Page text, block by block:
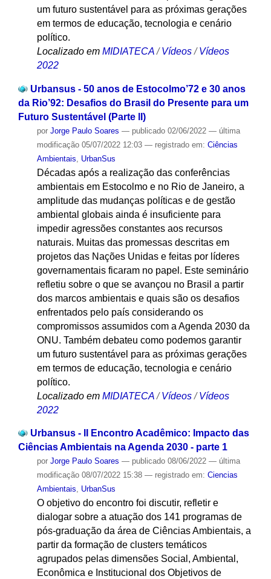
um futuro sustentável para as próximas gerações
em termos de educação, tecnologia e cenário
político.
Localizado em MIDIATECA /Vídeos /Vídeos
2022
Urbansus - 50 anos de Estocolmo’72 e 30 anos
da Rio’92: Desafios do Brasil do Presente para um
Futuro Sustentável (Parte lI)
por Jorge Paulo Soares — publicado02/06/2022 — última
modificação05/07/2022 12:03 — registrado em: Ciências
Ambientais
UrbanSus
Décadas após a realização das conferências
ambientais em Estocolmo e no Rio de Janeiro, a
amplitude das mudanças políticas e de gestão
ambiental globais ainda é insuficiente para
impedir agressões constantes aos recursos
naturais. Muitas das promessas descritas em
projetos das Nações Unidas e feitas por líderes
governamentais ficaram no papel. Este seminário
refletiu sobre o que se avançou no Brasil a partir
dos marcos ambientais e quais são os desafios
enfrentados pelo país considerando os
compromissos assumidos com a Agenda 2030 da
ONU. Também debateu como podemos garantir
um futuro sustentável para as próximas gerações
em termos de educação, tecnologia e cenário
político.
Localizado em MIDIATECA /Vídeos /Vídeos
2022
Urbansus - II Encontro Acadêmico: Impacto das
Ciências Ambientais na Agenda 2030 - parte 1
por Jorge Paulo Soares — publicado08/06/2022 — última
modificação08/07/2022 15:38 — registrado em: Ciencias
Ambientais, UrbanSus
O objetivo do encontro foi discutir, refletir e
dialogar sobre a atuação dos 141 programas de
pós-graduação da área de Ciências Ambientais, a
partir da formação de clusters temáticos
agrupados pelas dimensões Social, Ambiental,
Econômica e Institucional dos Objetivos de